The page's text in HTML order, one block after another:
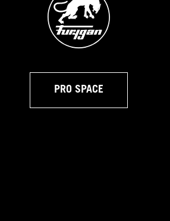
PRO SPACE